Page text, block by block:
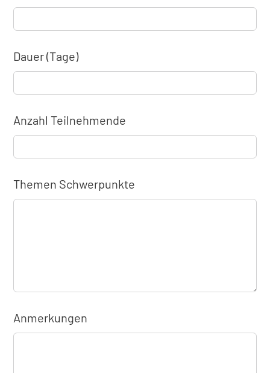
Dauer (Tage)
Anzahl Teilnehmende
Themen Schwerpunkte
Anmerkungen